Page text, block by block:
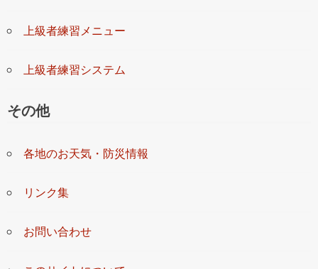
上級者練習メニュー
上級者練習システム
その他
各地のお天気・防災情報
リンク集
お問い合わせ